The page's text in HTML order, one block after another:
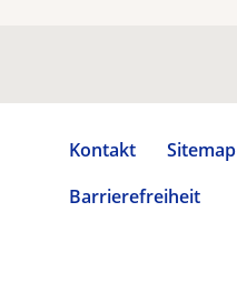
Kontakt Sitemap
Barrierefreiheit